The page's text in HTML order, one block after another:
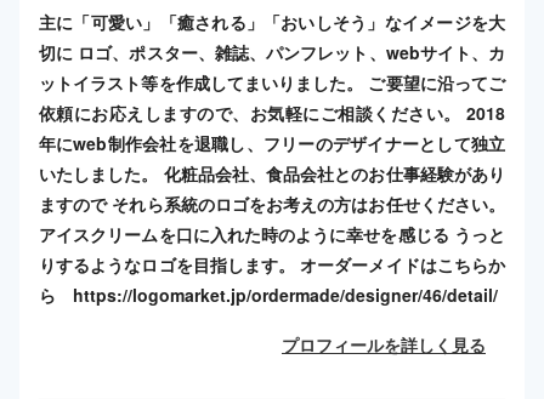
主に「可愛い」「癒される」「おいしそう」なイメージを大
切に ロゴ、ポスター、雑誌、パンフレット、webサイト、カ
ットイラスト等を作成してまいりました。 ご要望に沿ってご
依頼にお応えしますので、お気軽にご相談ください。 2018
年にweb制作会社を退職し、フリーのデザイナーとして独立
いたしました。 化粧品会社、食品会社とのお仕事経験があり
ますので それら系統のロゴをお考えの方はお任せください。
アイスクリームを口に入れた時のように幸せを感じる うっと
りするようなロゴを目指します。 オーダーメイドはこちらか
ら https://logomarket.jp/ordermade/designer/46/detail/
プロフィールを詳しく見る